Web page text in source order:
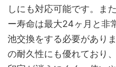
しにも対応可能です。ま
ー寿命は最大24ヶ月と非
池交換をする必要があり
の耐久性にも優れており